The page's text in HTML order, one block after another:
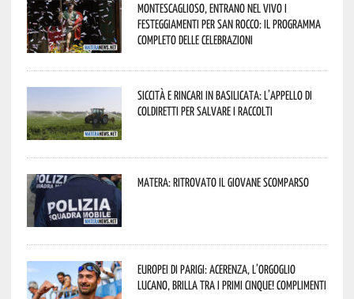
Montescaglioso, entrano nel vivo i
festeggiamenti per San Rocco: il programma
completo delle celebrazioni
Siccità e rincari in Basilicata: l’appello di
Coldiretti per salvare i raccolti
Matera: ritrovato il giovane scomparso
Europei di Parigi: Acerenza, l’orgoglio
lucano, brilla tra i primi cinque! Complimenti